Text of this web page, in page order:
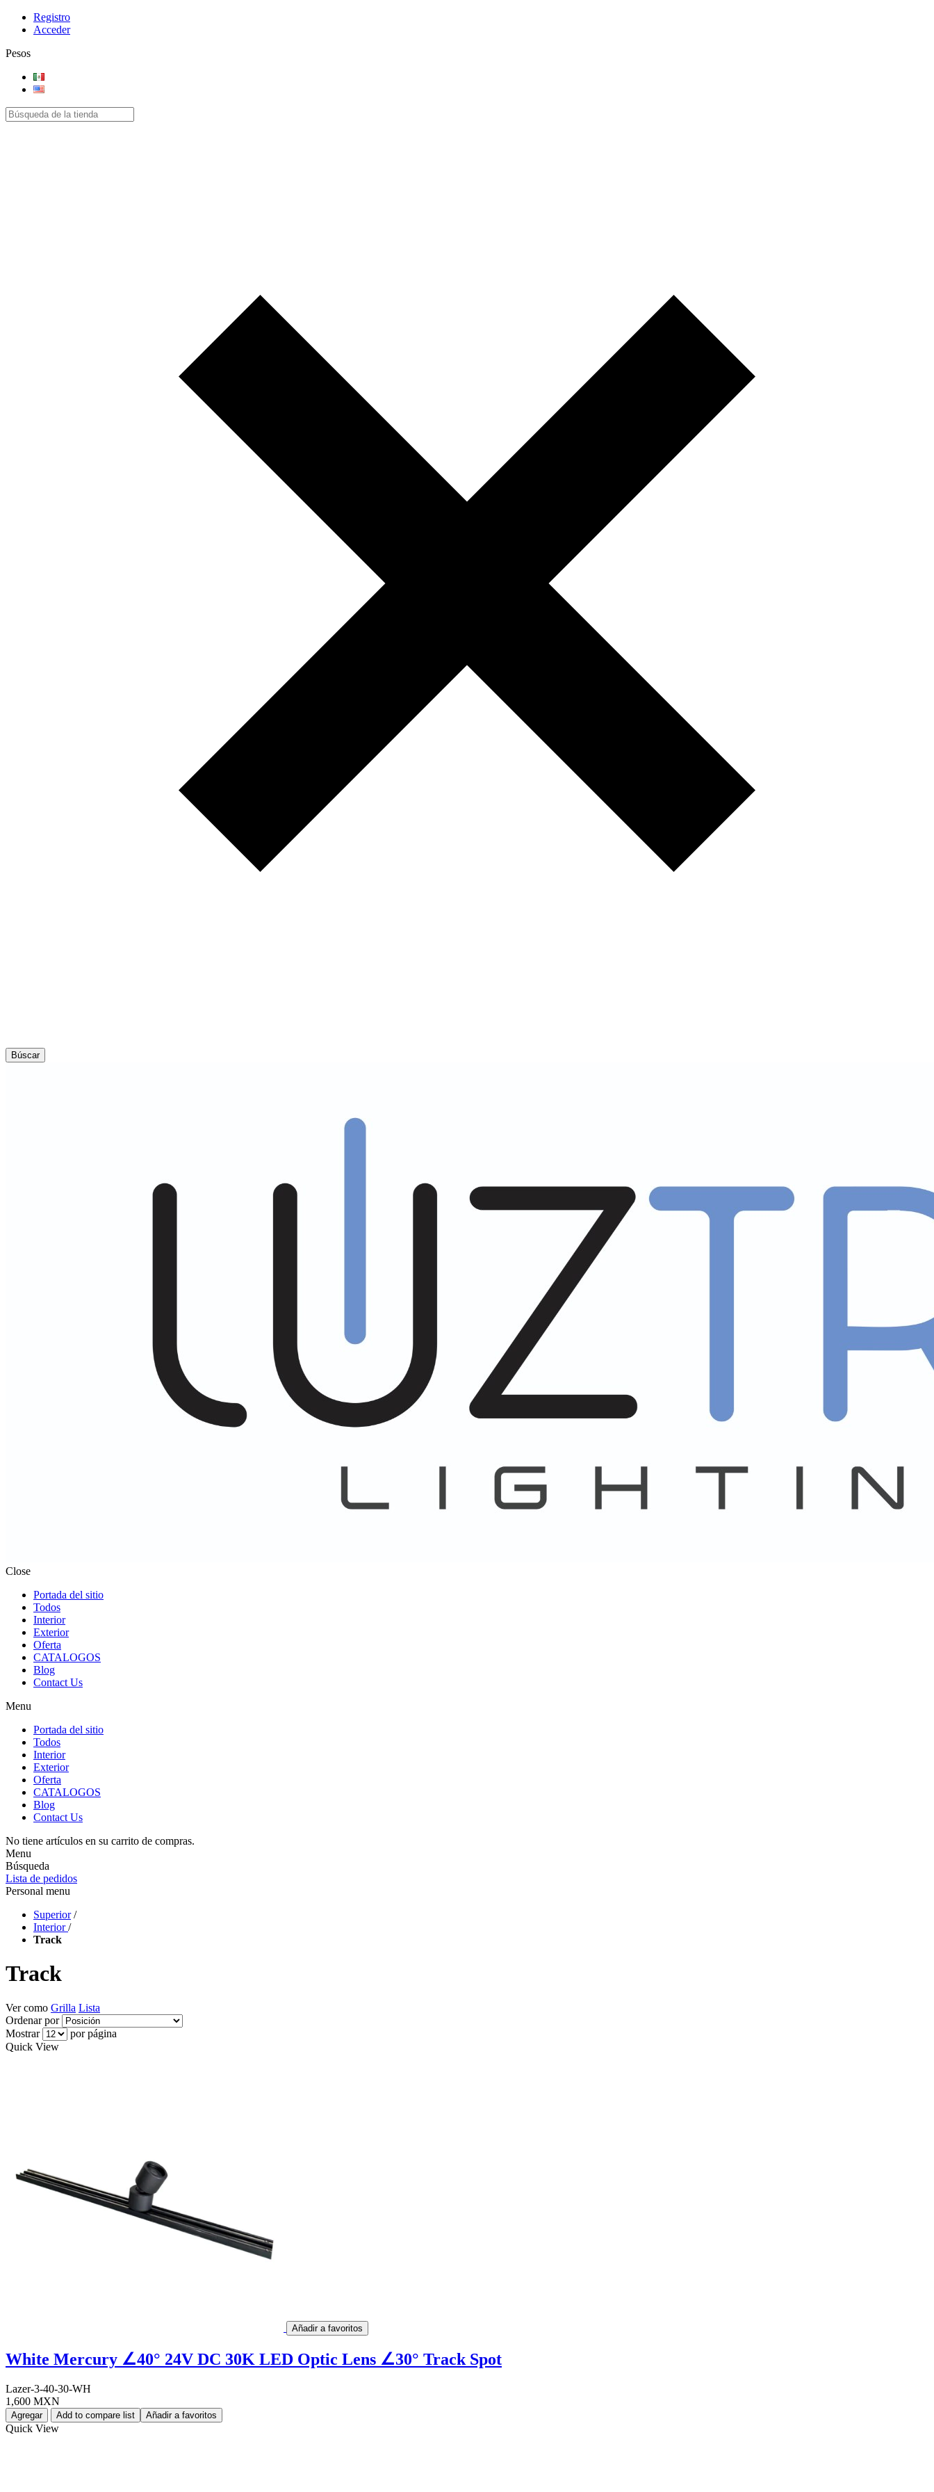
Registro
Acceder
Pesos
Búscar
Close
Portada del sitio
Todos
Interior
Exterior
Oferta
CATALOGOS
Blog
Contact Us
Menu
Portada del sitio
Todos
Interior
Exterior
Oferta
CATALOGOS
Blog
Contact Us
No tiene artículos en su carrito de compras.
Menu
Búsqueda
Lista de pedidos
Personal menu
Superior /
Interior /
Track
Track
Ver como Grilla Lista
Ordenar por
Mostrar
por página
Quick View
Añadir a favoritos
White Mercury ∠40° 24V DC 30K LED Optic Lens ∠30° Track Spot
Lazer-3-40-30-WH
1,600 MXN
Agregar Add to compare list Añadir a favoritos
Quick View